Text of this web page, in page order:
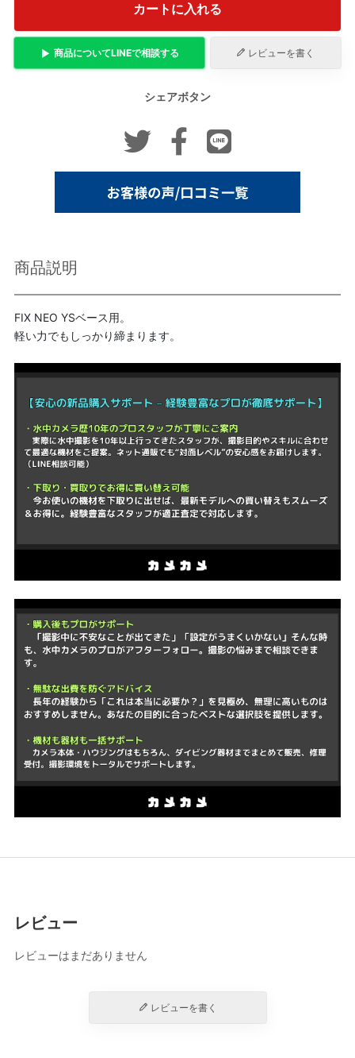
カートに入れる
商品についてLINEで相談する レビューを書く
シェアボタン
商品説明
FIX NEO YSベース用。
軽い力でもしっかり締まります。
レビュー
レビューはまだありません
レビューを書く